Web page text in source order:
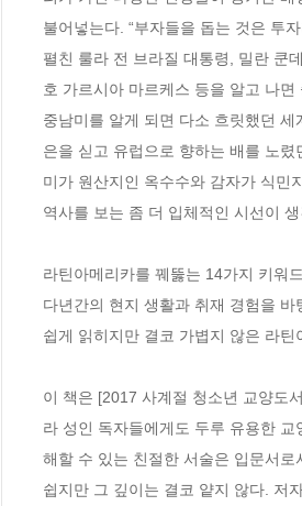
불어넣는다. “부자들을 돕는 것은 투
펼친 룰라 전 브라질 대통령, 밀란 쿤
호 가르시아 마르케스 등을 알고 나
중남미를 알게 되면 다소 흐릿했던
은을 싣고 유럽으로 향하는 배를 노
미가 원산지인 옥수수와 감자가 식민
역사를 보는 좀 더 입체적인 시선이 생
라틴아메리카를 꿰뚫는 14가지 키워드
다년간의 현지 생활과 취재 경험을 바
쉽게 읽히지만 결코 가볍지 않은 라틴
이 책은 [2017 사계절 청소년 교양도
라 성인 독자들에게도 두루 유용한
해할 수 있는 친절한 서술은 입문서
쉽지만 그 깊이는 결코 얕지 않다. 저